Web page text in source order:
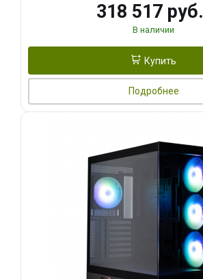
318 517 руб.
В наличии
Купить
Подробнее